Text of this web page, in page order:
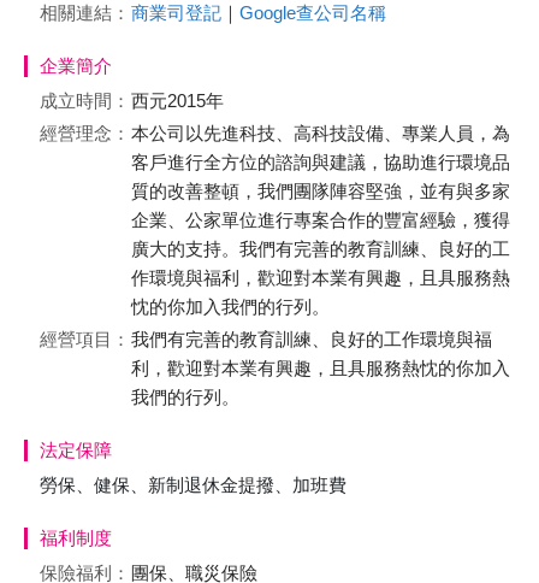
相關連結： 商業司登記 ｜ Google查公司名稱
企業簡介
成立時間： 西元2015年
經營理念： 本公司以先進科技、高科技設備、專業人員，為
客戶進行全方位的諮詢與建議，協助進行環境品
質的改善整頓，我們團隊陣容堅強，並有與多家
企業、公家單位進行專案合作的豐富經驗，獲得
廣大的支持。我們有完善的教育訓練、良好的工
作環境與福利，歡迎對本業有興趣，且具服務熱
忱的你加入我們的行列。
經營項目： 我們有完善的教育訓練、良好的工作環境與福
利，歡迎對本業有興趣，且具服務熱忱的你加入
我們的行列。
法定保障
勞保、健保、新制退休金提撥、加班費
福利制度
保險福利： 團保、職災保險